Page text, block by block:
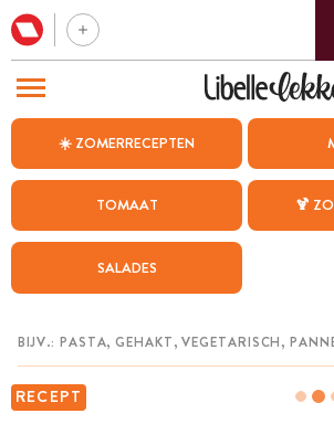
☀️ ZOMERRECEPTEN
TOMAAT 🍹
SALADES
RECEPT
BEZOEK ONZE ANDERE WEBSITES
WEEKMENU
CHAT MET MAIA
MIJN BEWAARDE RECEPTEN